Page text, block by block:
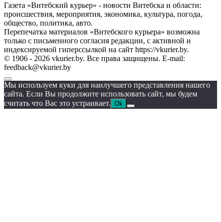
Газета «Витебский курьер» - новости Витебска и области:
происшествия, мероприятия, экономика, культура, погода,
общество, политика, авто.
Перепечатка материалов «Витебского курьера» возможна
только с письменного согласия редакции, с активной и
индексируемой гиперссылкой на сайт https://vkurier.by.
© 1906 - 2026 vkurier.by. Все права защищены. E-mail:
feedback@vkurier.by
Мы используем куки для наилучшего представления нашего
сайта. Если Вы продолжите использовать сайт, мы будем
считать что Вас это устраивает. Ok